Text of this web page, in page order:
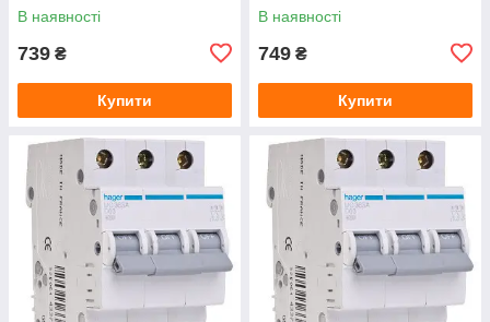
В наявності
739 ₴
Купити
В наявності
749 ₴
Купити